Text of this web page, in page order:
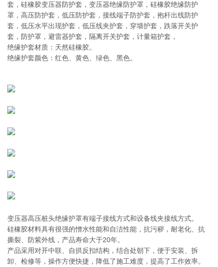
套，硅橡胶变压器防护套，变压器绝缘防护罩，硅橡胶绝缘防护
罩，高压防护套，低压防护套，接线端子防护套，抱杆出线防护
套，低压水平出现护套，低压线夹护套，穿墙护套，跌落开关护
套，防护罩，避雷器护套，隔离开关护套，计量箱护套，
绝缘护套材质：天然硅橡胶。
绝缘护套颜色：红色、黄色、绿色、黑色。
变压器高压桩头绝缘护罩有端子接线方式和设备线夹接线方式。
硅橡胶材料具有很强的憎水性能和自洁性能，抗污秽，耐老化、抗
撕裂、防紫外线，产品寿命大于20年。
产品采用对开中联、自拱反扣结构，结合处朝下，便于安装、拆
卸、检修等，操作方便快捷，降低了施工难度，提高了工作效率。